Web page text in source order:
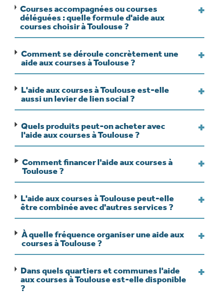
Courses accompagnées ou courses
déléguées : quelle formule d'aide aux
courses choisir à Toulouse ?
Comment se déroule concrètement une
aide aux courses à Toulouse ?
L'aide aux courses à Toulouse est-elle
aussi un levier de lien social ?
Quels produits peut-on acheter avec
l'aide aux courses à Toulouse ?
Comment financer l'aide aux courses à
Toulouse ?
L'aide aux courses à Toulouse peut-elle
être combinée avec d'autres services ?
À quelle fréquence organiser une aide aux
courses à Toulouse ?
Dans quels quartiers et communes l'aide
aux courses à Toulouse est-elle disponible
?